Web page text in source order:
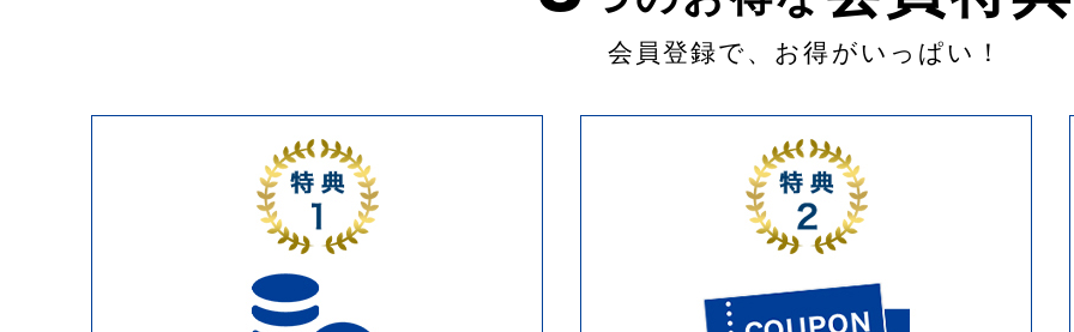
会員登録で、お得がいっぱい！